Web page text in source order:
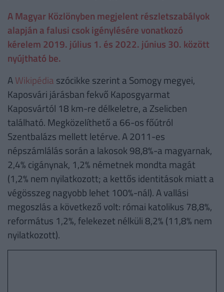
A Magyar Közlönyben megjelent részletszabályok
alapján a falusi csok igénylésére vonatkozó
kérelem 2019. július 1. és 2022. június 30. között
nyújtható be.
AWikipédia szócikke szerint a Somogy megyei,
Kaposvári járásban fekvő Kaposgyarmat
Kaposvártól 18 km-re délkeletre, a Zselicben
található. Megközelíthető a 66-os főútról
Szentbalázs mellett letérve. A 2011-es
népszámlálás során a lakosok 98,8%-a magyarnak,
2,4% cigánynak, 1,2% németnek mondta magát
(1,2% nem nyilatkozott; a kettős identitások miatt a
végösszeg nagyobb lehet 100%-nál). A vallási
megoszlás a következő volt: római katolikus 78,8%,
református 1,2%, felekezet nélküli 8,2% (11,8% nem
nyilatkozott).